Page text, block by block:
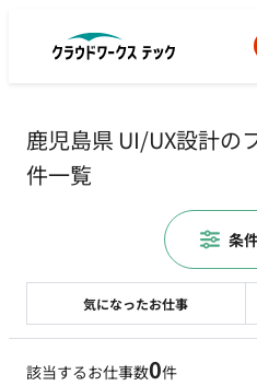
鹿児島県 UI/UX設計の
件一覧
該当するお仕事数0件
気になったお仕事
条